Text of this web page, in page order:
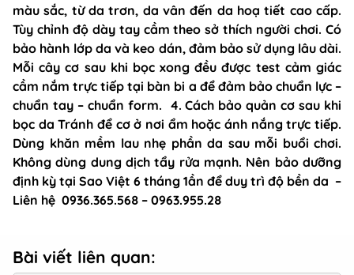
màu sắc, từ da trơn, da vân đến da hoạ tiết cao cấp.
Tùy chỉnh độ dày tay cầm theo sở thích người chơi. Có
bảo hành lớp da và keo dán, đảm bảo sử dụng lâu dài.
Mỗi cây cơ sau khi bọc xong đều được test cảm giác
cầm nắm trực tiếp tại bàn bi a để đảm bảo chuẩn lực –
chuẩn tay – chuẩn form. 4. Cách bảo quản cơ sau khi
bọc da Tránh để cơ ở nơi ẩm hoặc ánh nắng trực tiếp.
Dùng khăn mềm lau nhẹ phần da sau mỗi buổi chơi.
Không dùng dung dịch tẩy rửa mạnh. Nên bảo dưỡng
định kỳ tại Sao Việt 6 tháng 1ần để duy trì độ bền da –
Liên hệ 0936.365.568 – 0963.955.28
Bài viết liên quan: